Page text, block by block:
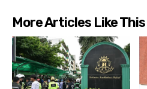
More Articles Like This